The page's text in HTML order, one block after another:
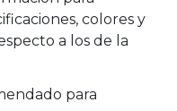
colores y
a los de la
para